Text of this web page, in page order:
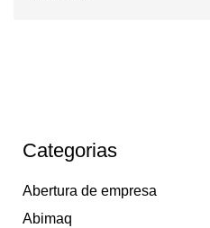
Categorias
Abertura de empresa
Abimaq